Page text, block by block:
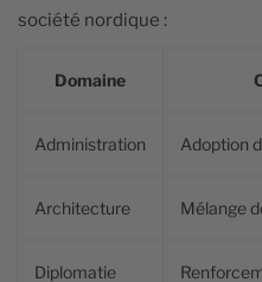
société nordique :
Domaine
Administration Adoption
Architecture Mélange
Diplomatie